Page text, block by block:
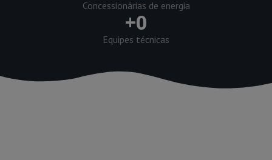
Concessionárias de energia
+0
Equipes técnicas